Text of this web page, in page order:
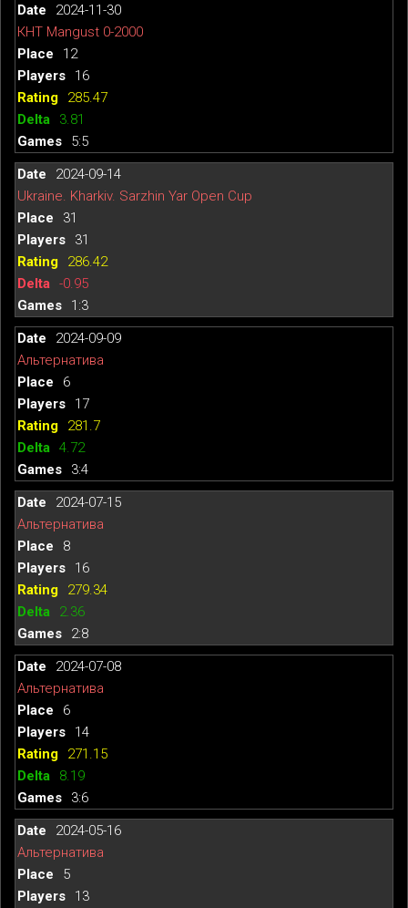
2024-11-30
КНТ Mangust 0-2000
12
16
285.47
3.81
5:5
2024-09-14
Ukraine. Kharkiv. Sarzhin Yar Open Cup
31
31
286.42
-0.95
1:3
2024-09-09
Альтернатива
6
17
281.7
4.72
3:4
2024-07-15
Альтернатива
8
16
279.34
2.36
2:8
2024-07-08
Альтернатива
6
14
271.15
8.19
3:6
2024-05-16
Альтернатива
5
13